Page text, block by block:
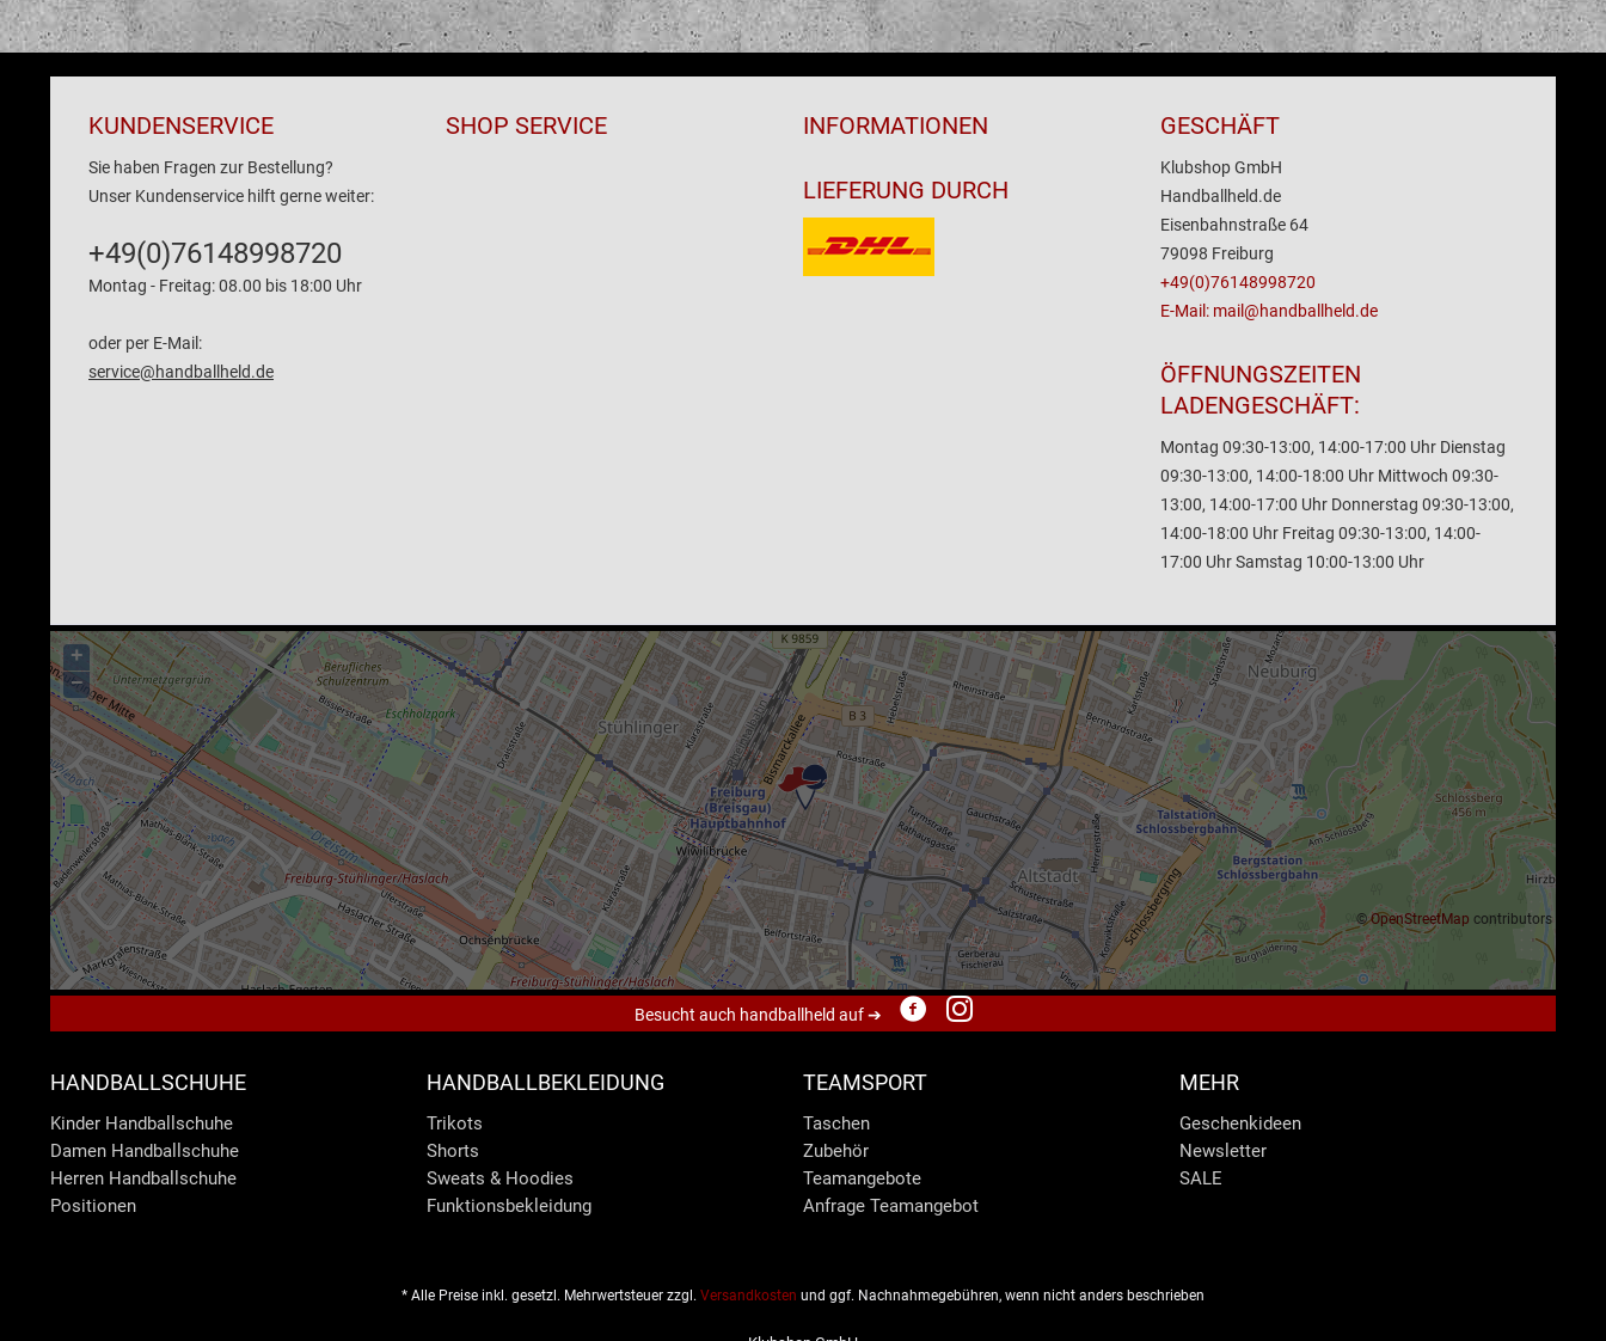
KUNDENSERVICE
Sie haben Fragen zur Bestellung?
Unser Kundenservice hilft gerne weiter:
+49(0)76148998720
Montag - Freitag: 08.00 bis 18:00 Uhr
oder per E-Mail:
service@handballheld.de
SHOP SERVICE INFORMATIONEN
LIEFERUNG DURCH
GESCHÄFT
Klubshop GmbH
Handballheld.de
Eisenbahnstraße 64
79098 Freiburg
+49(0)76148998720
E-Mail: mail@handballheld.de
ÖFFNUNGSZEITEN
LADENGESCHÄFT:
Montag 09:30-13:00, 14:00-17:00 Uhr Dienstag
09:30-13:00, 14:00-18:00 Uhr Mittwoch 09:30-
13:00, 14:00-17:00 Uhr Donnerstag 09:30-13:00,
14:00-18:00 Uhr Freitag 09:30-13:00, 14:00-
17:00 Uhr Samstag 10:00-13:00 Uhr
+
−
©OpenStreetMap contributors
Besucht auch handballheld auf ➔
HANDBALLSCHUHE
Kinder Handballschuhe
Damen Handballschuhe
Herren Handballschuhe
Positionen
HANDBALLBEKLEIDUNG
Trikots
Shorts
Sweats & Hoodies
Funktionsbekleidung
TEAMSPORT
Taschen
Zubehör
Teamangebote
Anfrage Teamangebot
MEHR
Geschenkideen
Newsletter
SALE
* Alle Preise inkl. gesetzl. Mehrwertsteuer zzgl. Versandkosten und ggf. Nachnahmegebühren, wenn nicht anders beschrieben